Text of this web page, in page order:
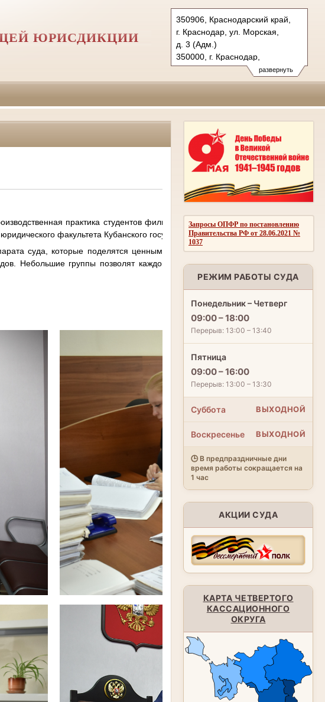
развернуть
350906, Краснодарский край,
г. Краснодар, ул. Морская,
д. 3 (Адм.)
350000, г. Краснодар,
ул. Красная, д.113 (Уг.)
350907, г. Краснодар,
Тел.: (861) 219-24-00
ЮРИСДИКЦИИ
Запросы ОПФР по постановлению
Правительства РФ от 28.06.2021 №
1037
РЕЖИМ РАБОТЫ СУДА
Понедельник – Четверг
09:00 – 18:00
Перерыв: 13:00 – 13:40
Пятница
09:00 – 16:00
Перерыв: 13:00 – 13:30
Суббота ВЫХОДНОЙ
Воскресенье ВЫХОДНОЙ
🕒 В предпраздничные дни
время работы сокращается на
1 час
АКЦИИ СУДА
КАРТА ЧЕТВЕРТОГО
КАССАЦИОННОГО
ОКРУГА
практика студентов филиала непрерывного образования
факультета Кубанского государственного аграрного университета
суда, которые поделятся ценными знаниями о процессуальной работе,
Небольшие группы позволят каждому студенту получить максимальное